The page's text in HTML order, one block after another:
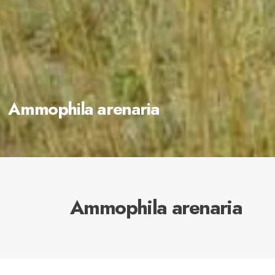
Ammophila arenaria
Ammophila arenaria